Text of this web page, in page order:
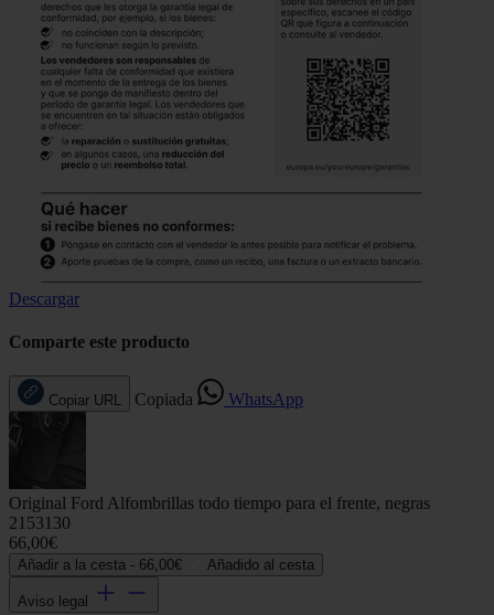
Descargar
Comparte este producto
Copiar URL Copiada WhatsApp
Original Ford Alfombrillas todo tiempo para el frente, negras
2153130
66,00€
Añadir a la cesta - 66,00€ Añadido al cesta
Aviso legal